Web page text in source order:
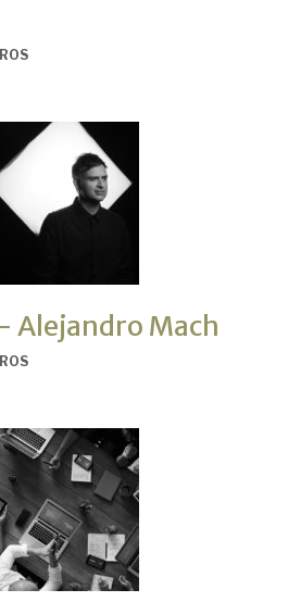
Alejandro Mach